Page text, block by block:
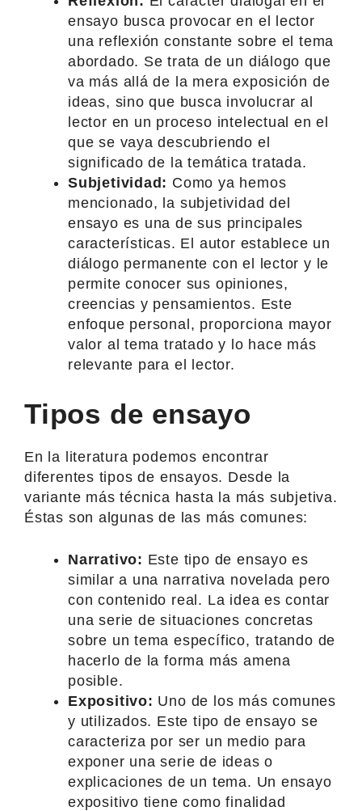
ensayo busca provocar en el lector
una reflexión constante sobre el tema
abordado. Se trata de un diálogo que
va más allá de la mera exposición de
ideas, sino que busca involucrar al
lector en un proceso intelectual en el
que se vaya descubriendo el
significado de la temática tratada.
Subjetividad: Como ya hemos
mencionado, la subjetividad del
ensayo es una de sus principales
características. El autor establece un
diálogo permanente con el lector y le
permite conocer sus opiniones,
creencias y pensamientos. Este
enfoque personal, proporciona mayor
valor al tema tratado y lo hace más
relevante para el lector.
Tipos de ensayo
En la literatura podemos encontrar
diferentes tipos de ensayos. Desde la
variante más técnica hasta la más subjetiva.
Éstas son algunas de las más comunes:
Narrativo: Este tipo de ensayo es
similar a una narrativa novelada pero
con contenido real. La idea es contar
una serie de situaciones concretas
sobre un tema específico, tratando de
hacerlo de la forma más amena
posible.
Expositivo: Uno de los más comunes
y utilizados. Este tipo de ensayo se
caracteriza por ser un medio para
exponer una serie de ideas o
explicaciones de un tema. Un ensayo
expositivo tiene como finalidad